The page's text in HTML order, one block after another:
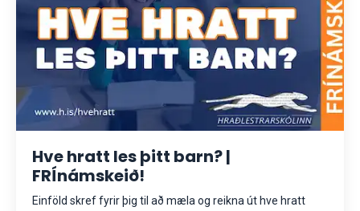
Hve hratt les þitt barn? |
FRÍnámskeið!
Einföld skref fyrir þig til að mæla og reikna út hve hratt